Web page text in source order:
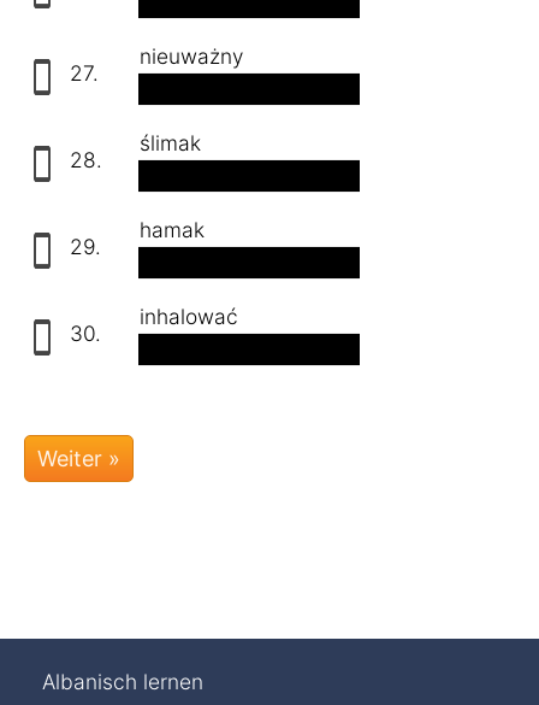
27.
nieuważny
28.
ślimak
29.
hamak
30.
inhalować
Albanisch lernen